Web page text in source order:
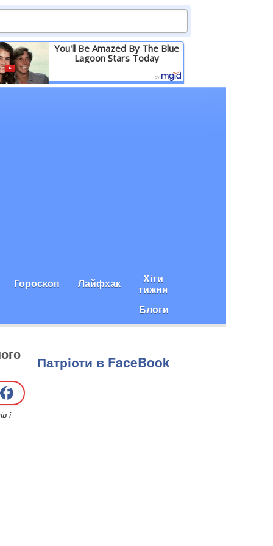
You'll Be Amazed By The Blue
Lagoon Stars Today
Детальніше
Гороскоп Лайфхак Хіти
тижня
Блоги
і
Патріоти в FaceBook